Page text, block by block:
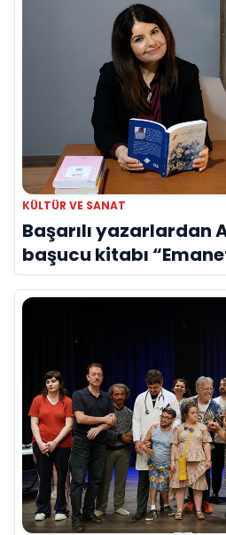
KÜLTÜR VE SANAT
Başarılı yazarlardan
başucu kitabı
yerini aldı